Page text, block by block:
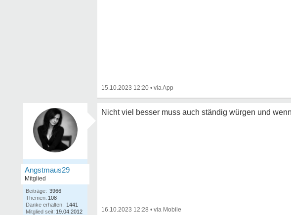
15.10.2023 12:20 •
Angstmaus29
Mitglied
Beiträge: 3966
Themen: 108
Danke erhalten: 1441
Mitglied seit: 19.04.2012
Nicht viel besser muss auch ständig würgen und
16.10.2023 12:28 •